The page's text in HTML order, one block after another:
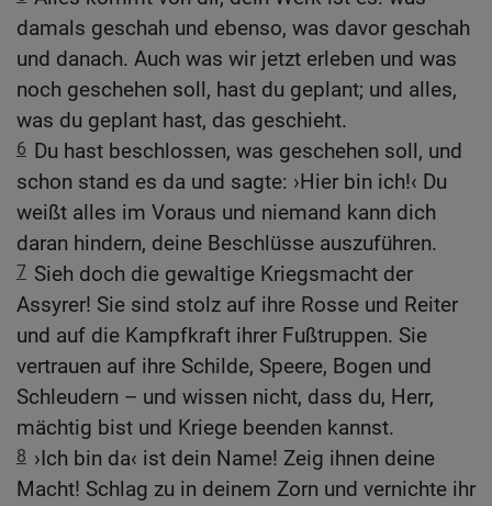
damals geschah und ebenso, was davor geschah
und danach. Auch was wir jetzt erleben und was
noch geschehen soll, hast du geplant; und alles,
was du geplant hast, das geschieht.
6 Du hast beschlossen, was geschehen soll, und
schon stand es da und sagte: ›Hier bin ich!‹ Du
weißt alles im Voraus und niemand kann dich
daran hindern, deine Beschlüsse auszuführen.
7 Sieh doch die gewaltige Kriegsmacht der
Assyrer! Sie sind stolz auf ihre Rosse und Reiter
und auf die Kampfkraft ihrer Fußtruppen. Sie
vertrauen auf ihre Schilde, Speere, Bogen und
Schleudern – und wissen nicht, dass du, Herr,
mächtig bist und Kriege beenden kannst.
8 ›Ich bin da‹ ist dein Name! Zeig ihnen deine
Macht! Schlag zu in deinem Zorn und vernichte ihr